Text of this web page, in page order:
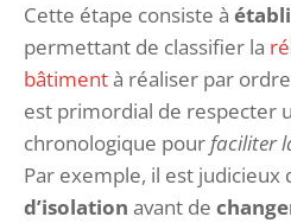
Cette étape consiste à
permettant de classifier la
bâtimentà réaliser par
est primordial de respecter
chronologique pourfaciliter
Par exemple, il est judicieux
d’isolation avant de